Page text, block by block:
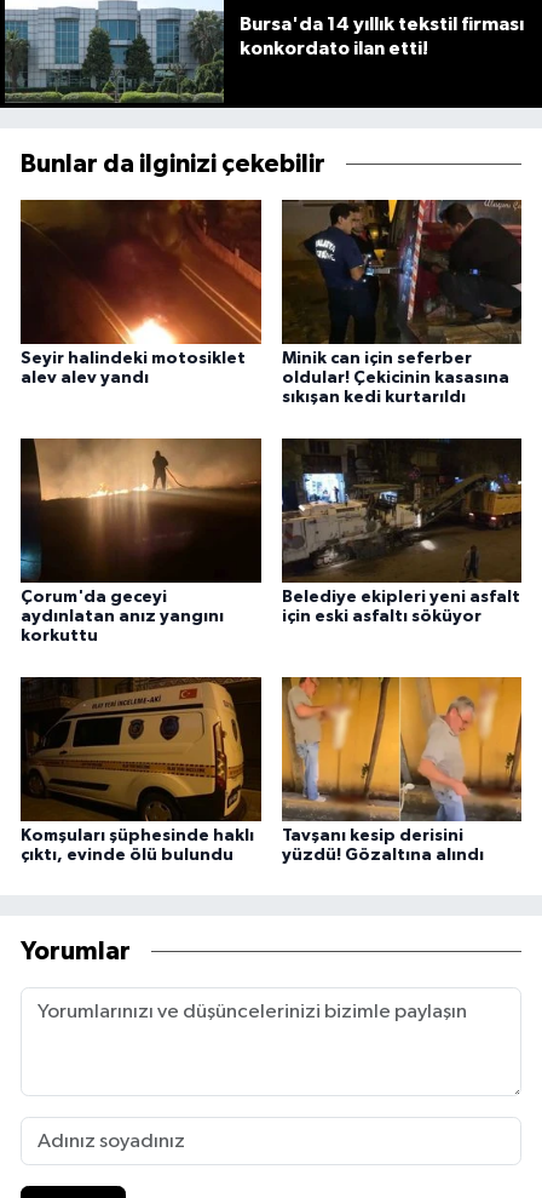
Bursa'da 14 yıllık tekstil firması
konkordato ilan etti!
Bunlar da ilginizi çekebilir
Seyir halindeki motosiklet
alev alev yandı
Minik can için seferber
oldular! Çekicinin kasasına
sıkışan kedi kurtarıldı
Çorum'da geceyi
aydınlatan anız yangını
korkuttu
Belediye ekipleri yeni asfalt
için eski asfaltı söküyor
Komşuları şüphesinde haklı
çıktı, evinde ölü bulundu
Tavşanı kesip derisini
yüzdü! Gözaltına alındı
Yorumlar